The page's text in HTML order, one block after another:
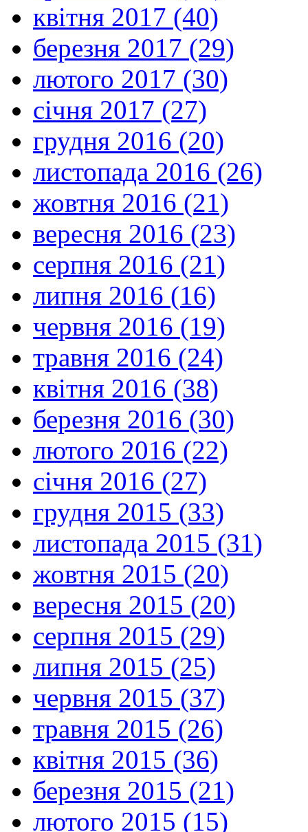
квітня 2017 (40)
березня 2017 (29)
лютого 2017 (30)
січня 2017 (27)
грудня 2016 (20)
листопада 2016 (26)
жовтня 2016 (21)
вересня 2016 (23)
серпня 2016 (21)
липня 2016 (16)
червня 2016 (19)
травня 2016 (24)
квітня 2016 (38)
березня 2016 (30)
лютого 2016 (22)
січня 2016 (27)
грудня 2015 (33)
листопада 2015 (31)
жовтня 2015 (20)
вересня 2015 (20)
серпня 2015 (29)
липня 2015 (25)
червня 2015 (37)
травня 2015 (26)
квітня 2015 (36)
березня 2015 (21)
лютого 2015 (15)